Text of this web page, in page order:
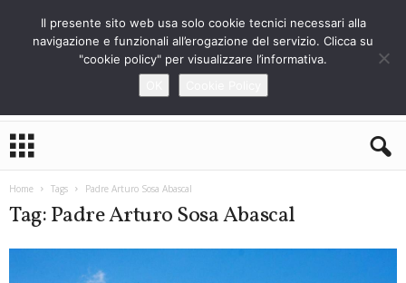
S
Home Tags Padre Arturo Sosa Abascal
Tag: Padre Arturo Sosa Abascal
Il presente sito web usa solo cookie tecnici necessari alla
navigazione e funzionali all’erogazione del servizio. Clicca su
"cookie policy" per visualizzare l’informativa.